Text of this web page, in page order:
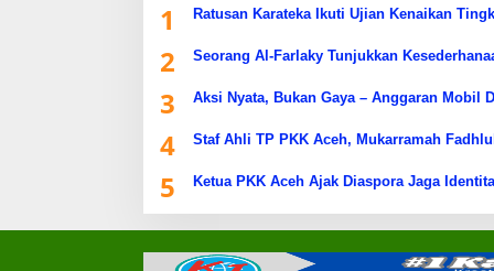
1 Ratusan Karateka Ikuti Ujian Kenaikan
2 Seorang Al-Farlaky Tunjukkan
3 Aksi Nyata, Bukan Gaya – Anggaran Mobil
4 Staf Ahli TP PKK Aceh, Mukarramah
5 Ketua PKK Aceh Ajak Diaspora Jaga